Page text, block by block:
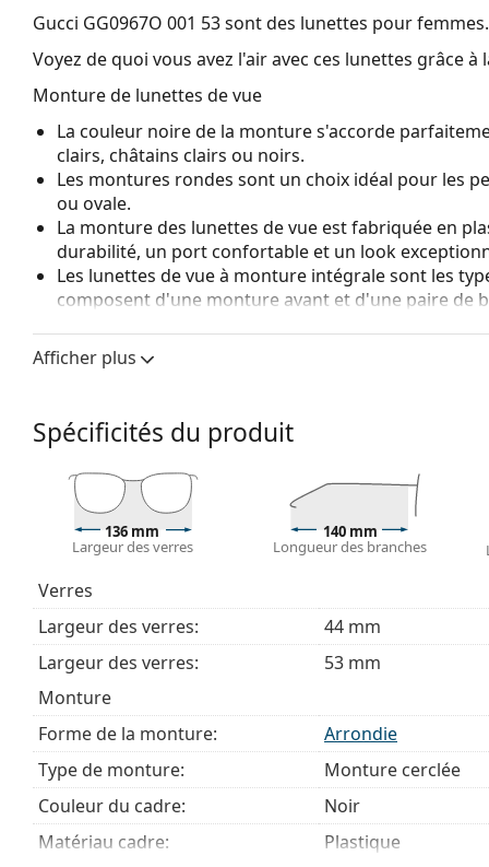
Gucci GG0967O 001 53sont des lunettes pour femmes.
Voyez de quoi vous avez l'air avec ces lunettes grâce
Monture de lunettes de vue
La couleur noire de la monture s'accorde
clairs, châtains clairs ou noirs.
Les montures rondes sont un choix idéal pour les
ou ovale.
La monture des lunettes de vue est fabriquée en
durabilité, un port confortable et un look
Les lunettes de vue à monture intégrale sont les
composent d'une monture avant et d'une paire de
fait qu'elles enferment entièrement le verre, et
de monture convient à tous les verres, y compris
Nous livrons les lunettes dans leur étui d'origine. La
Le chiffon fourni est idéal pour le nettoyage et
livrés avec un sac en tissu au lieu d'un chiffon.
Explorez la gamme complète delunettes de vue pour
des lunettessi vous avez besoin d'aide pour choisir.
Ceci est un dispositif médical. Lisez le mode d'emploi
Afficher plus
Spécificités du produit
136 mm
Largeur des verres
140 mm
Longueur des branches
Verres
Largeur des verres:
44 mm
Largeur des verres:
53 mm
Monture
Forme de la monture:
Arrondie
Type de monture:
Monture cerclée
Couleur du cadre:
Noir
Matériau cadre:
Plastique